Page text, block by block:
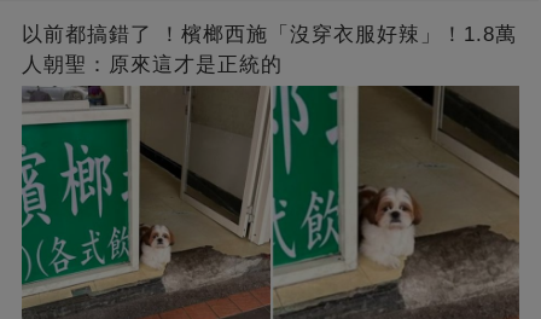
以前都搞錯了 ！檳榔西施「沒穿衣服好辣」！1.8萬
人朝聖：原來這才是正統的